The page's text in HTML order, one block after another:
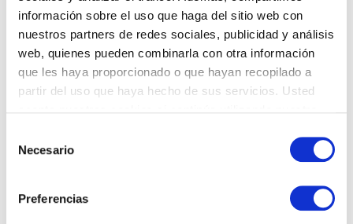
información sobre el uso que haga del sitio web con
nuestros partners de redes sociales, publicidad y análisis
web, quienes pueden combinarla con otra información
que les haya proporcionado o que hayan recopilado a
partir del uso que haya hecho de sus servicios. Usted
Necesario
Preferencias